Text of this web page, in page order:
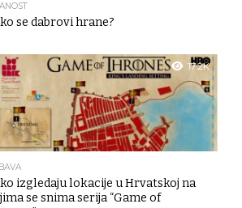
se dabrovi hrane?
17.2K
izgledaju lokacije u Hrvatskoj na
se snima serija “Game of